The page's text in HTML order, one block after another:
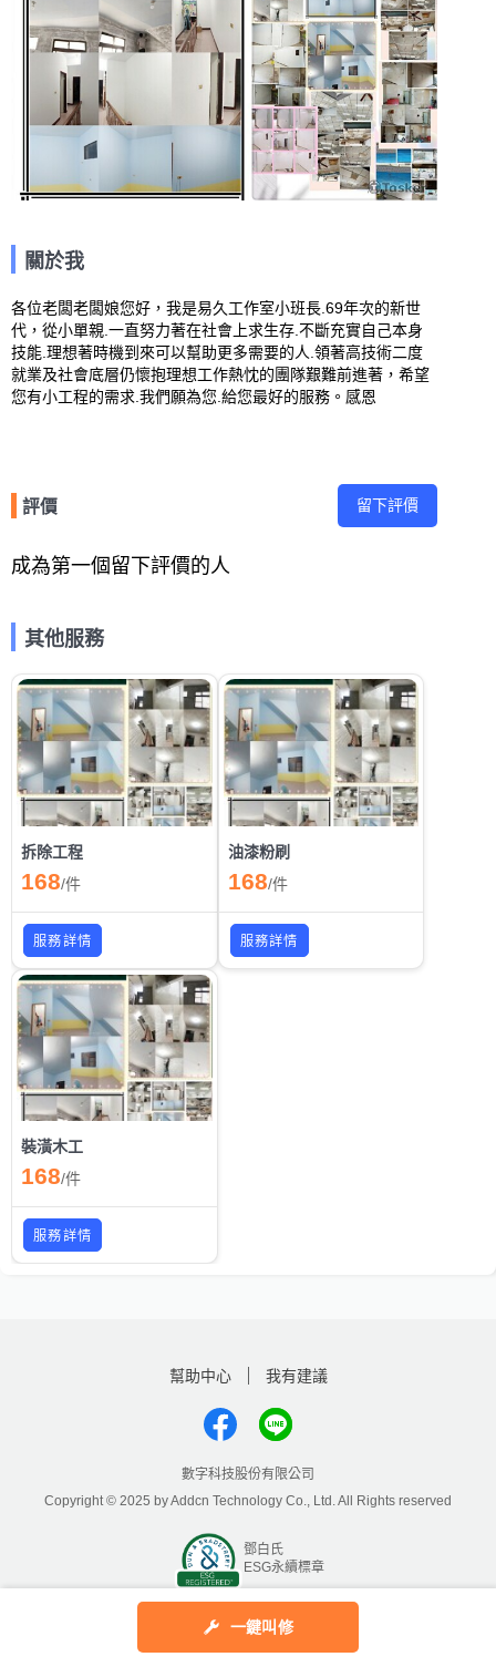
一鍵叫修
關於我
各位老闆老闆娘您好，我是易久工作室小班長.69年次的新世
代，從小單親.一直努力著在社會上求生存.不斷充實自己本身
技能.理想著時機到來可以幫助更多需要的人.領著高技術二度
就業及社會底層仍懷抱理想工作熱忱的團隊艱難前進著，希望
您有小工程的需求.我們願為您.給您最好的服務。感恩
評價 留下評價
成為第一個留下評價的人
其他服務
拆除工程
168/件
服務詳情
油漆粉刷
168/件
服務詳情
裝潢木工
168/件
服務詳情
幫助中心 我有建議
數字科技股份有限公司
Copyright © 2025 by Addcn Technology Co., Ltd. All Rights reserved
鄧白氏
ESG永續標章